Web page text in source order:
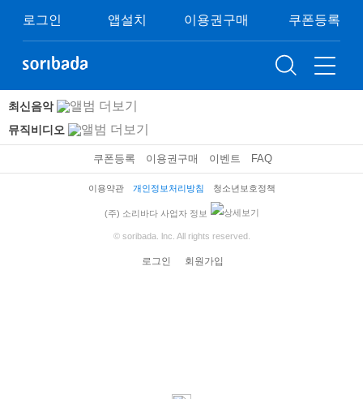
로그인 앱설치 이용권구매 쿠폰등록
최신음악
뮤직비디오
쿠폰등록 이용권구매 이벤트 FAQ
이용약관 개인정보처리방침 청소년보호정책
(주) 소리바다 사업자 정보
© soribada. lnc. All rights reserved.
로그인 회원가입